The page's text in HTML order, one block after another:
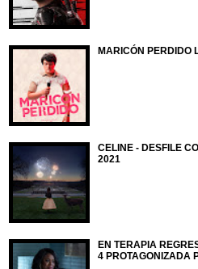
MARICÓN PERDIDO
CELINE - DESFILE
2021
EN TERAPIA
4 PROTAGONIZADA